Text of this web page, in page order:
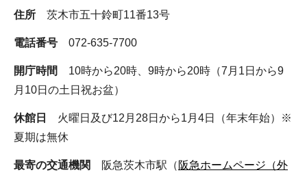
住所 茨木市五十鈴町11番13号
電話番号 072-635-7700
開庁時間 10時から20時、9時から20時（7月1日から9
月10日の土日祝お盆）
休館日 火曜日及び12月28日から1月4日（年末年始）※
夏期は無休
最寄の交通機関 阪急茨木市駅（ 阪急ホームページ（外